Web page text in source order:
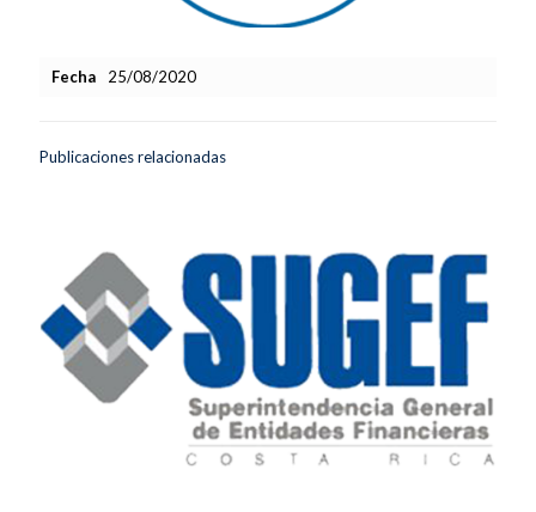
Fecha 25/08/2020
Publicaciones relacionadas